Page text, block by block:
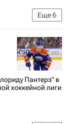
Еще6
Пантерз" в
хоккейной лиги